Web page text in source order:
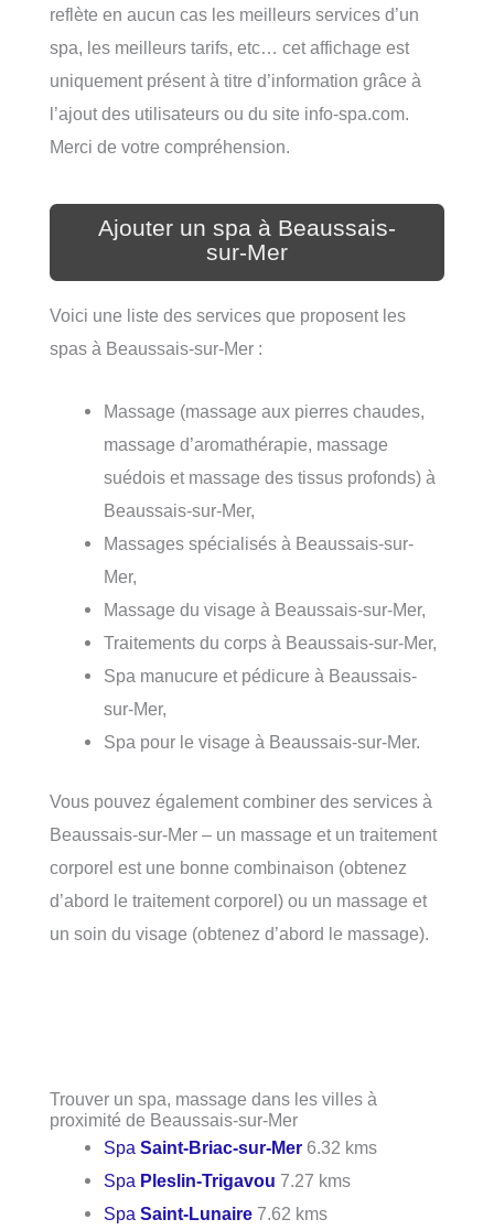
reflète en aucun cas les meilleurs services d’un
spa, les meilleurs tarifs, etc… cet affichage est
uniquement présent à titre d’information grâce à
l’ajout des utilisateurs ou du site info-spa.com.
Merci de votre compréhension.
Ajouter un spa à Beaussais-
sur-Mer
Voici une liste des services que proposent les
spas à Beaussais-sur-Mer :
Massage (massage aux pierres chaudes,
massage d’aromathérapie, massage
suédois et massage des tissus profonds) à
Beaussais-sur-Mer,
Massages spécialisés à Beaussais-sur-
Mer,
Massage du visage à Beaussais-sur-Mer,
Traitements du corps à Beaussais-sur-Mer,
Spa manucure et pédicure à Beaussais-
sur-Mer,
Spa pour le visage à Beaussais-sur-Mer.
Vous pouvez également combiner des services à
Beaussais-sur-Mer – un massage et un traitement
corporel est une bonne combinaison (obtenez
d’abord le traitement corporel) ou un massage et
un soin du visage (obtenez d’abord le massage).
Trouver un spa, massage dans les villes à
proximité de Beaussais-sur-Mer
SpaSaint-Briac-sur-Mer 6.32 kms
Spa Pleslin-Trigavou 7.27 kms
SpaSaint-Lunaire 7.62 kms